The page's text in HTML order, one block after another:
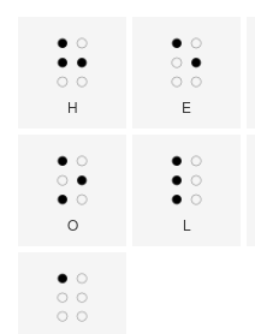
H E
O L